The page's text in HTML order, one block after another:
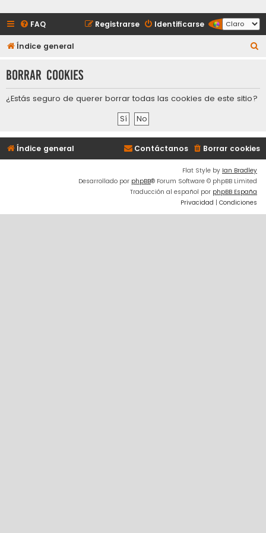
FAQ Identificarse
Registrarse
Índice general
c
Borrar cookies
¿Estás seguro de querer borrar todas las cookies de este sitio?
Índice general Borrar cookies
Contáctanos
Flat Style by Ian Bradley
Desarrollado por phpBB® Forum Software © phpBB Limited
Traducción al español por phpBB España
Privacidad | Condiciones